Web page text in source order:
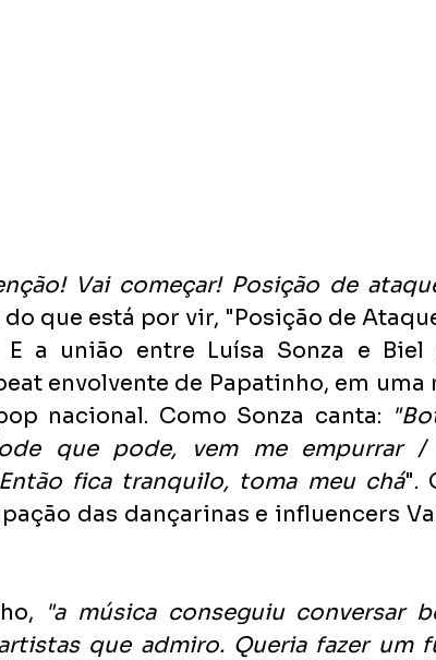
Vai começar! Posição de
que está por vir, "Posição de
E a união entre Luísa Sonza e
envolvente de Papatinho, em
nacional. Como Sonza canta:
que pode, vem me empurrar
fica tranquilo, toma meu chá".
das dançarinas e influencers
"a música conseguiu conversar
que admiro. Queria fazer um